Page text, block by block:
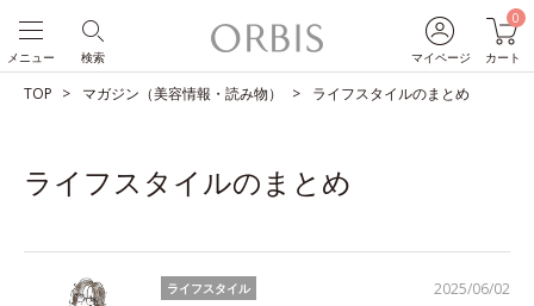
マイページ
0
カート
検索
メニュー
TOP マガジン（美容情報・読み物） ライフスタイルのまとめ
ライフスタイルのまとめ
2025/06/02
ライフスタイル